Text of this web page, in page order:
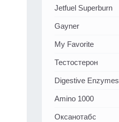
Jetfuel Superburn
Gayner
My Favorite
Тестостерон
Digestive Enzymes
Amino 1000
Оксанотабс